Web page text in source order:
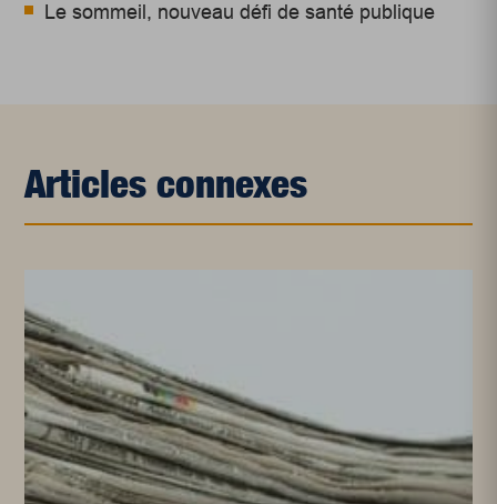
Le sommeil, nouveau défi de santé publique
Articles connexes